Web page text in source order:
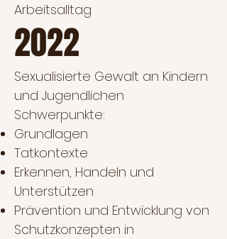
Arbeitsalltag
2022
Sexualisierte Gewalt an Kindern
und Jugendlichen
Schwerpunkte:
Grundlagen
Tatkontexte
Erkennen, Handeln und
Unterstützen
Prävention und Entwicklung von
Schutzkonzepten in